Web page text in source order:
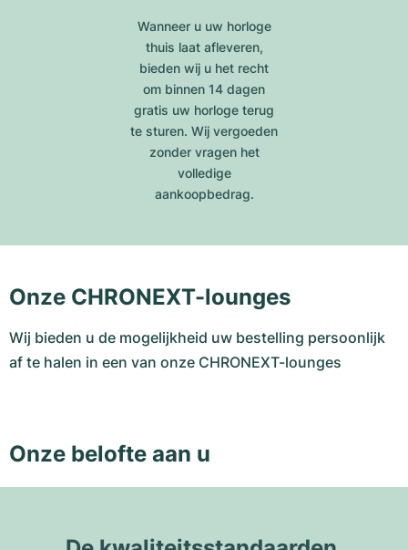
Wanneer u uw horloge
thuis laat afleveren,
bieden wij u het recht
om binnen 14 dagen
gratis uw horloge terug
te sturen. Wij vergoeden
zonder vragen het
volledige
aankoopbedrag.
Onze CHRONEXT-lounges
Wij bieden u de mogelijkheid uw bestelling persoonlijk
af te halen in een van onze CHRONEXT-lounges
Onze belofte aan u